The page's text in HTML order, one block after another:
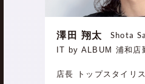
澤田 翔太 Shota
IT by ALBUM 浦和店
店長 トップスタイリ